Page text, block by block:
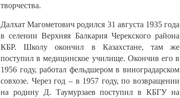
творчества.
Далхат Магометович родился 31 августа 1935 года
в селении Верхняя Балкария Черекского района
КБР. Школу окончил в Казахстане, там же
поступил в медицинское училище. Окончив его в
1956 году, работал фельдшером в виноградарском
совхозе. Через год – в 1957 году, по возвращении
на родину Д. Таумурзаев поступил в КБГУ на